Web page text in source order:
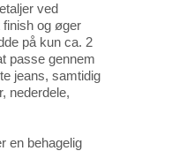
ved
og øger
på kun ca. 2
passe gennem
jeans, samtidig
nederdele,
en behagelig